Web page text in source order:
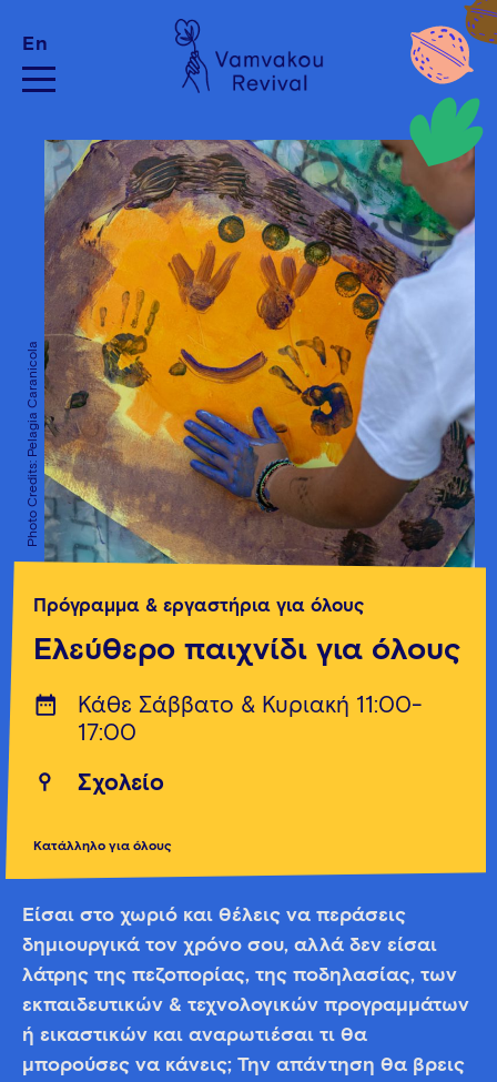
En
Photo Credits: Pelagia Caranicola
Πρόγραμμα & εργαστήρια για όλους
Ελεύθερο παιχνίδι για όλους
Κάθε Σάββατο & Κυριακή 11:00-
17:00
Σχολείο
Κατάλληλο για όλους
Είσαι στο χωριό και θέλεις να περάσεις
δημιουργικά τον χρόνο σου, αλλά δεν είσαι
λάτρης της πεζοπορίας, της ποδηλασίας, των
εκπαιδευτικών & τεχνολογικών προγραμμάτων
ή εικαστικών και αναρωτιέσαι τι θα
μπορούσες να κάνεις; Την απάντηση θα βρεις